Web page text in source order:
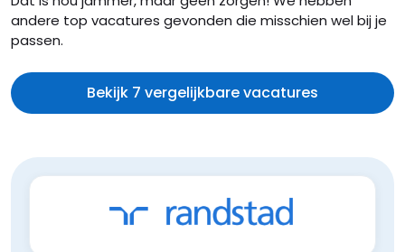
andere top vacatures gevonden die misschien wel bij je
passen.
Bekijk 7 vergelijkbare vacatures